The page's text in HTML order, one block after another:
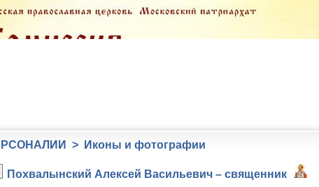
> Иконы и фотографии
Похвалынский Алексей Васильевич – священник